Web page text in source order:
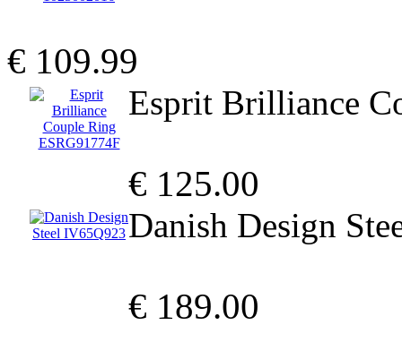
€ 109.99
Esprit Brilliance
€ 125.00
Danish Design
€ 189.00